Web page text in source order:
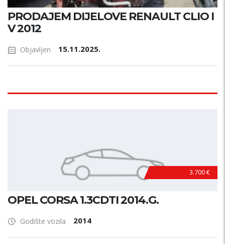
PRODAJEM DIJELOVE RENAULT CLIO I
V 2012
Objavljen 15.11.2025.
3.700 €
OPEL CORSA 1.3CDTI 2014.G.
Godište vozila 2014